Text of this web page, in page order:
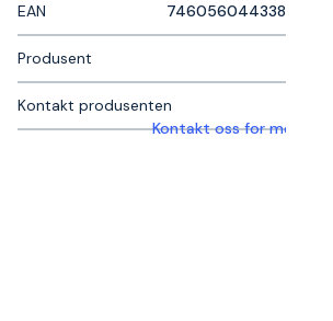
EAN
746056044338
Produsent
Kontakt produsenten
Kontakt oss for mer